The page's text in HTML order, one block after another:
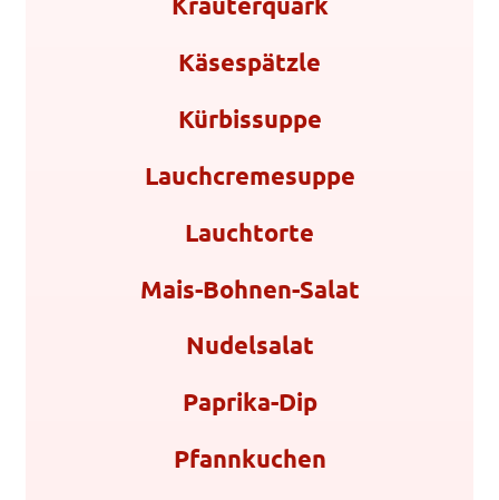
Käsespätzle
Kürbissuppe
Lauchcremesuppe
Lauchtorte
Mais-Bohnen-Salat
Nudelsalat
Paprika-Dip
Pfannkuchen